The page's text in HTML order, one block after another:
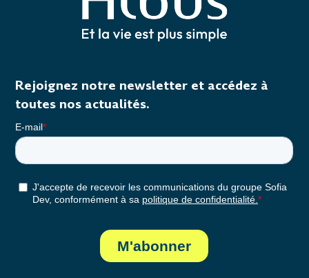
Rejoignez notre newsletter et accédez à
toutes nos actualités.